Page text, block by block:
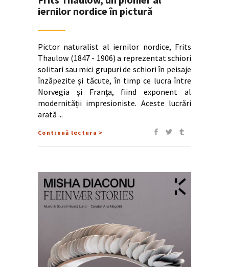
iernilor nordice în pictură
Pictor naturalist al iernilor nordice, Frits
Thaulow (1847 - 1906) a reprezentat schiori
solitari sau mici grupuri de schiori în peisaje
înzăpezite și tăcute, în timp ce lucra între
Norvegia și Franța, fiind exponent al
modernității impresioniste. Aceste lucrări
arată
Continuă lectura >